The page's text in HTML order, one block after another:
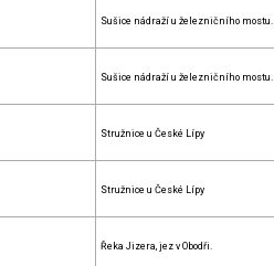
Sušice nádraží u železničního mostu.
Sušice nádraží u železničního mostu.
Stružnice u České Lípy
Stružnice u České Lípy
Řeka Jizera, jez v Obodři.